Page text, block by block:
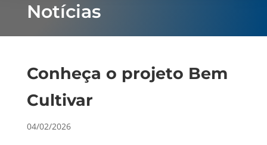
Notícias
Conheça o projeto Bem
Cultivar
04/02/2026